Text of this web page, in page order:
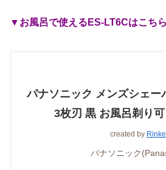
▼お風呂で使えるES-LT6Cはこちら
パナソニック メンズシェー
3枚刃 黒 お風呂剃り
created by
パナソニック